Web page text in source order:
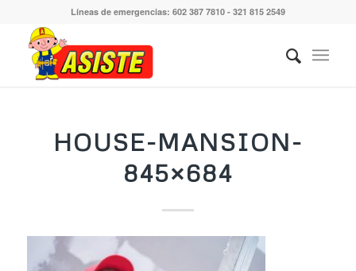
Líneas de emergencias: 602 387 7810 - 321 815 2549
HOUSE-MANSION-
845×684